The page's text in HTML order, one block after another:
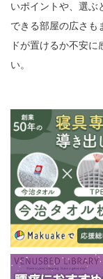
いポイントや、選ぶ
できる部屋の広さも
ドが置けるか不安
い。